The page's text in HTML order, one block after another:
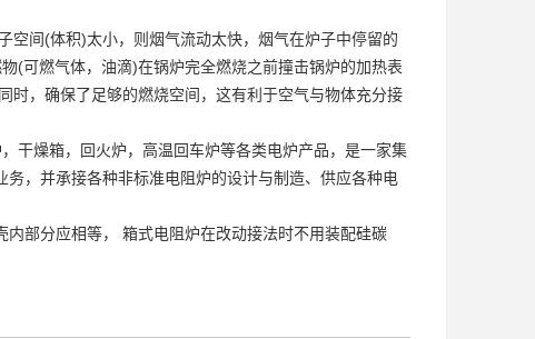
空间(体积)太小，则烟气流动太快，烟气在炉子中停留的
(可燃气体，油滴)在锅炉完全燃烧之前撞击锅炉的加热表
时，确保了足够的燃烧空间，这有利于空气与物体充分接
干燥箱，回火炉，高温回车炉等各类电炉产品，是一家集
，并承接各种非标准电阻炉的设计与制造、供应各种电
部分应相等， 箱式电阻炉在改动接法时不用装配硅碳